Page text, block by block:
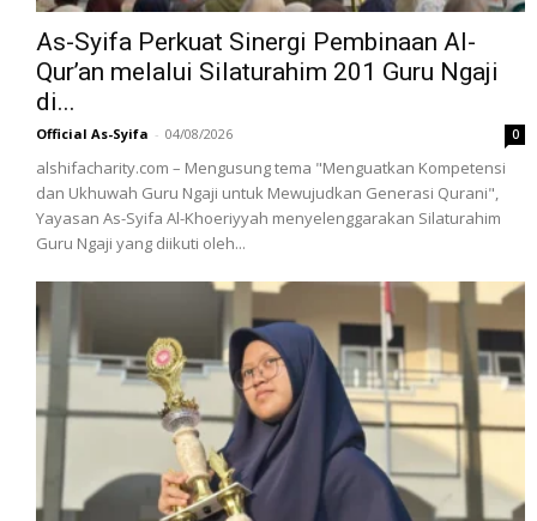
As-Syifa Perkuat Sinergi Pembinaan Al-
Qur’an melalui Silaturahim 201 Guru Ngaji
di...
Official As-Syifa - 04/08/2026 0
alshifacharity.com – Mengusung tema "Menguatkan Kompetensi
dan Ukhuwah Guru Ngaji untuk Mewujudkan Generasi Qurani",
Yayasan As-Syifa Al-Khoeriyyah menyelenggarakan Silaturahim
Guru Ngaji yang diikuti oleh...